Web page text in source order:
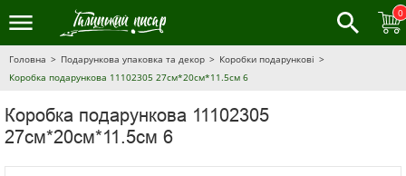
0
Головна Подарункова упаковка та декор
Коробки подарункові
Коробка подарункова 11102305 27см*20см*11.5см 6
Коробка подарункова 11102305
27см*20см*11.5см 6